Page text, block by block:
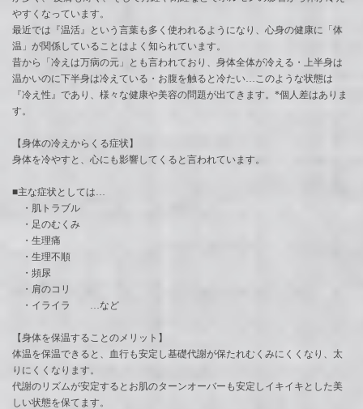
やすくなっています。
最近では『温活』という言葉も多く使われるようになり、心身の健康に「体
温」が関係していることはよく知られています。
昔から「冷えは万病の元」とも言われており、身体全体が冷える・上半身は
温かいのに下半身は冷えている・お腹を触ると冷たい…このような状態は
『冷え性』であり、様々な健康や美容の問題が出てきます。*個人差はありま
す。
【身体の冷えからくる症状】
身体を冷やすと、心にも影響してくると言われています。
■主な症状としては…
・肌トラブル
・足のむくみ
・生理痛
・生理不順
・頻尿
・肩のコリ
・イライラ …など
【身体を保温することのメリット】
体温を保温できると、血行も安定し基礎代謝が保たれむくみにくくなり、太
りにくくなります。
代謝のリズムが安定するとお肌のターンオーバーも安定しイキイキとした美
しい状態を保てます。